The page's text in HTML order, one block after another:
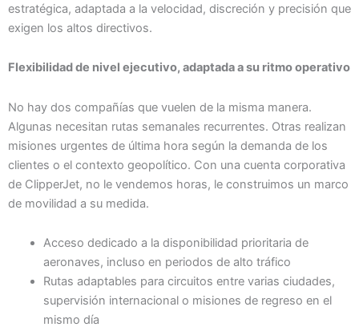
estratégica, adaptada a la velocidad, discreción y precisión que
exigen los altos directivos.
Flexibilidad de nivel ejecutivo, adaptada a su ritmo operativo
No hay dos compañías que vuelen de la misma manera.
Algunas necesitan rutas semanales recurrentes. Otras realizan
misiones urgentes de última hora según la demanda de los
clientes o el contexto geopolítico. Con una cuenta corporativa
de ClipperJet, no le vendemos horas, le construimos un marco
de movilidad a su medida.
Acceso dedicado a la disponibilidad prioritaria de
aeronaves, incluso en periodos de alto tráfico
Rutas adaptables para circuitos entre varias ciudades,
supervisión internacional o misiones de regreso en el
mismo día